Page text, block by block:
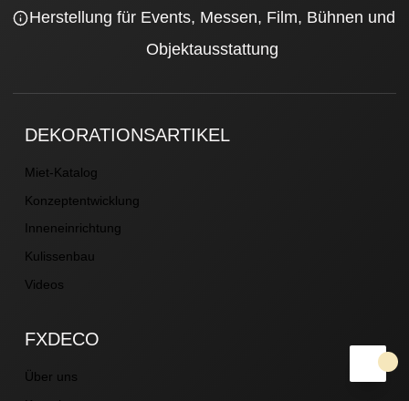
Herstellung für Events, Messen, Film, Bühnen und
Objektausstattung
DEKORATIONSARTIKEL
Miet-Katalog
Konzeptentwicklung
Inneneinrichtung
Kulissenbau
Videos
FXDECO
Über uns